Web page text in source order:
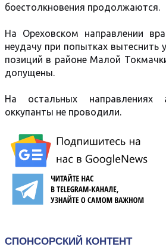
боестолкновения продолжаются.
На Ореховском направлении
неудачу при попытках вытеснить
позиций в районе Малой
допущены.
На остальных направлениях
оккупанты не проводили.